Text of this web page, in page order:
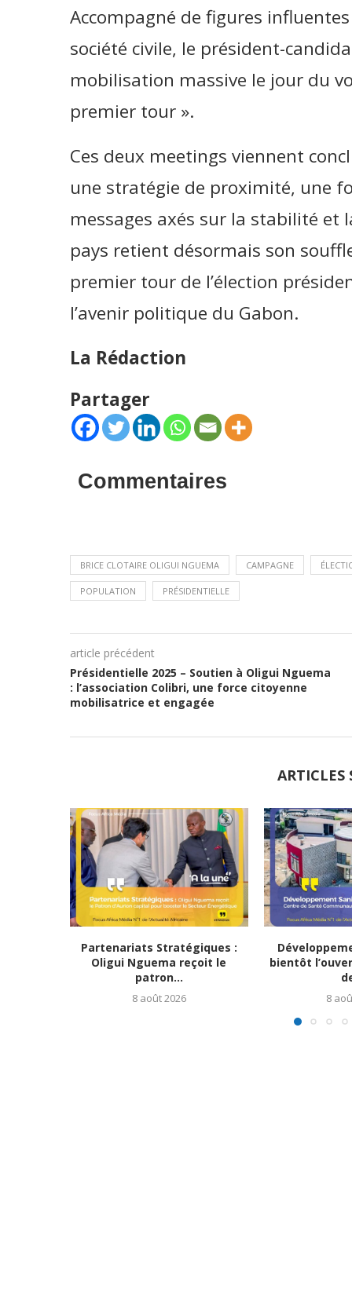
Accompagné de figures
société civile, le président-
mobilisation massive le jour du
premier tour ».
Ces deux meetings viennent
une stratégie de proximité, une
messages axés sur la stabilité
pays retient désormais son
premier tour de l’élection
l’avenir politique du Gabon.
La Rédaction
Partager
Commentaires
BRICE CLOTAIRE OLIGUI NGUEMA CAMPAGNE
POPULATION PRÉSIDENTIELLE
article précédent
Présidentielle 2025 – Soutien à Oligui Nguema
: l’association Colibri, une force citoyenne
mobilisatrice et engagée
ARTICLES
Partenariats Stratégiques :
Oligui Nguema reçoit le
patron...
8 août 2026
bientôt
8